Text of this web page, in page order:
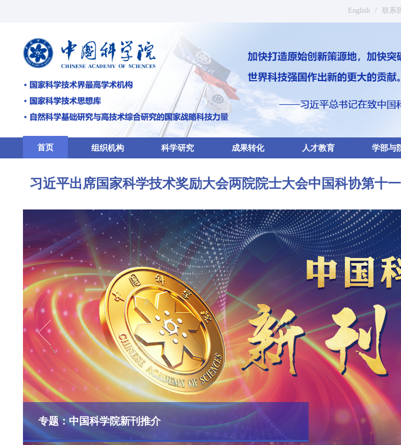
English / 联系
首页 组织机构 科学研究 成果转化 人才教育 学部与
习近平出席国家科学技术奖励大会两院院士大会中国科协第十
专题：中国科学院新刊推介